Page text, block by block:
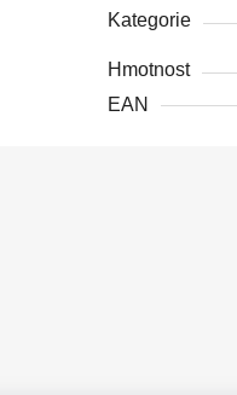
Kategorie
Hmotnost
EAN